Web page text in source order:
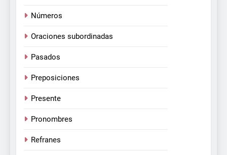
Números
Oraciones subordinadas
Pasados
Preposiciones
Presente
Pronombres
Refranes